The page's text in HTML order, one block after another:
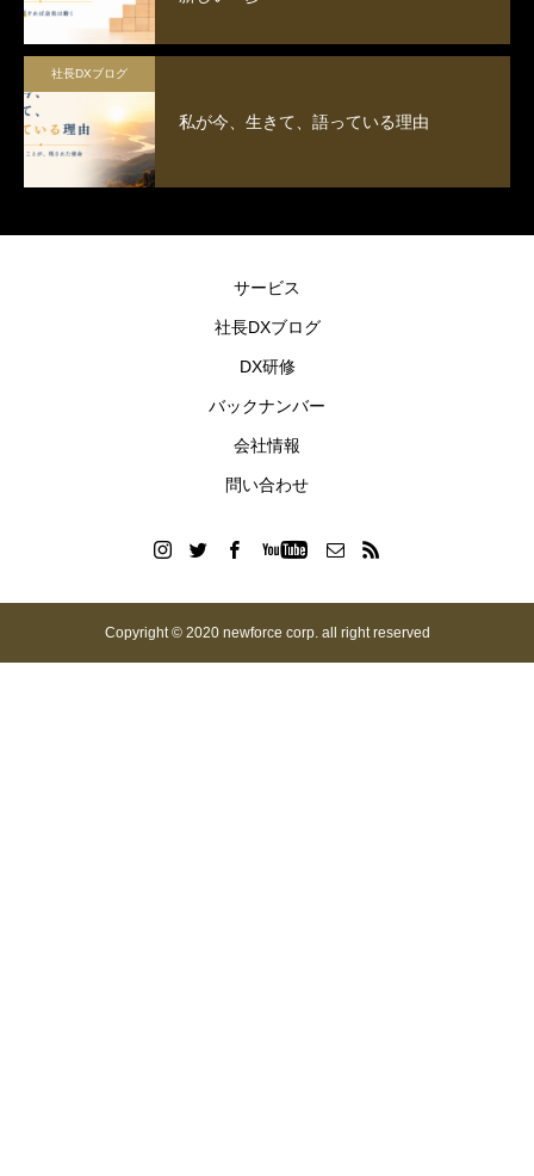
社長DXブログ
私が今、生きて、語っている理由
サービス
社長DXブログ
DX研修
バックナンバー
会社情報
問い合わせ
Copyright © 2020 newforce corp. all right reserved